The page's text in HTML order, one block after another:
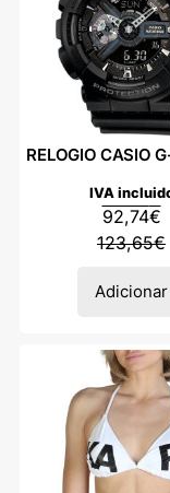
RELOGIO CASIO
123,65€
92,74€
IVA
Adicionar